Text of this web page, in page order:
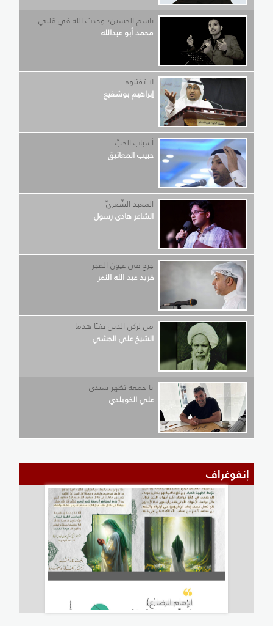
باسم الحسين؛ وجدت الله في قلبي
محمد أبو عبدالله
لا تقتلوه
إبراهيم بوشفيع
أسباب الحبّ
حبيب المعاتيق
المعبد الشّعريّ
الشاعر هادي رسول
جرح في عيون الفجر
فريد عبد الله النمر
من لركن الدين بغيًا هدما
الشيخ علي الجشي
يا جمعه تظهر سيدي
علي الخويلدي
إنفوغراف